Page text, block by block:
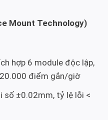
Mount Technology)
hợp 6 module độc lập,
điểm gắn/giờ
số ±0.02mm, tỷ lệ lỗi <